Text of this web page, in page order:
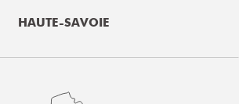
HAUTE-SAVOIE